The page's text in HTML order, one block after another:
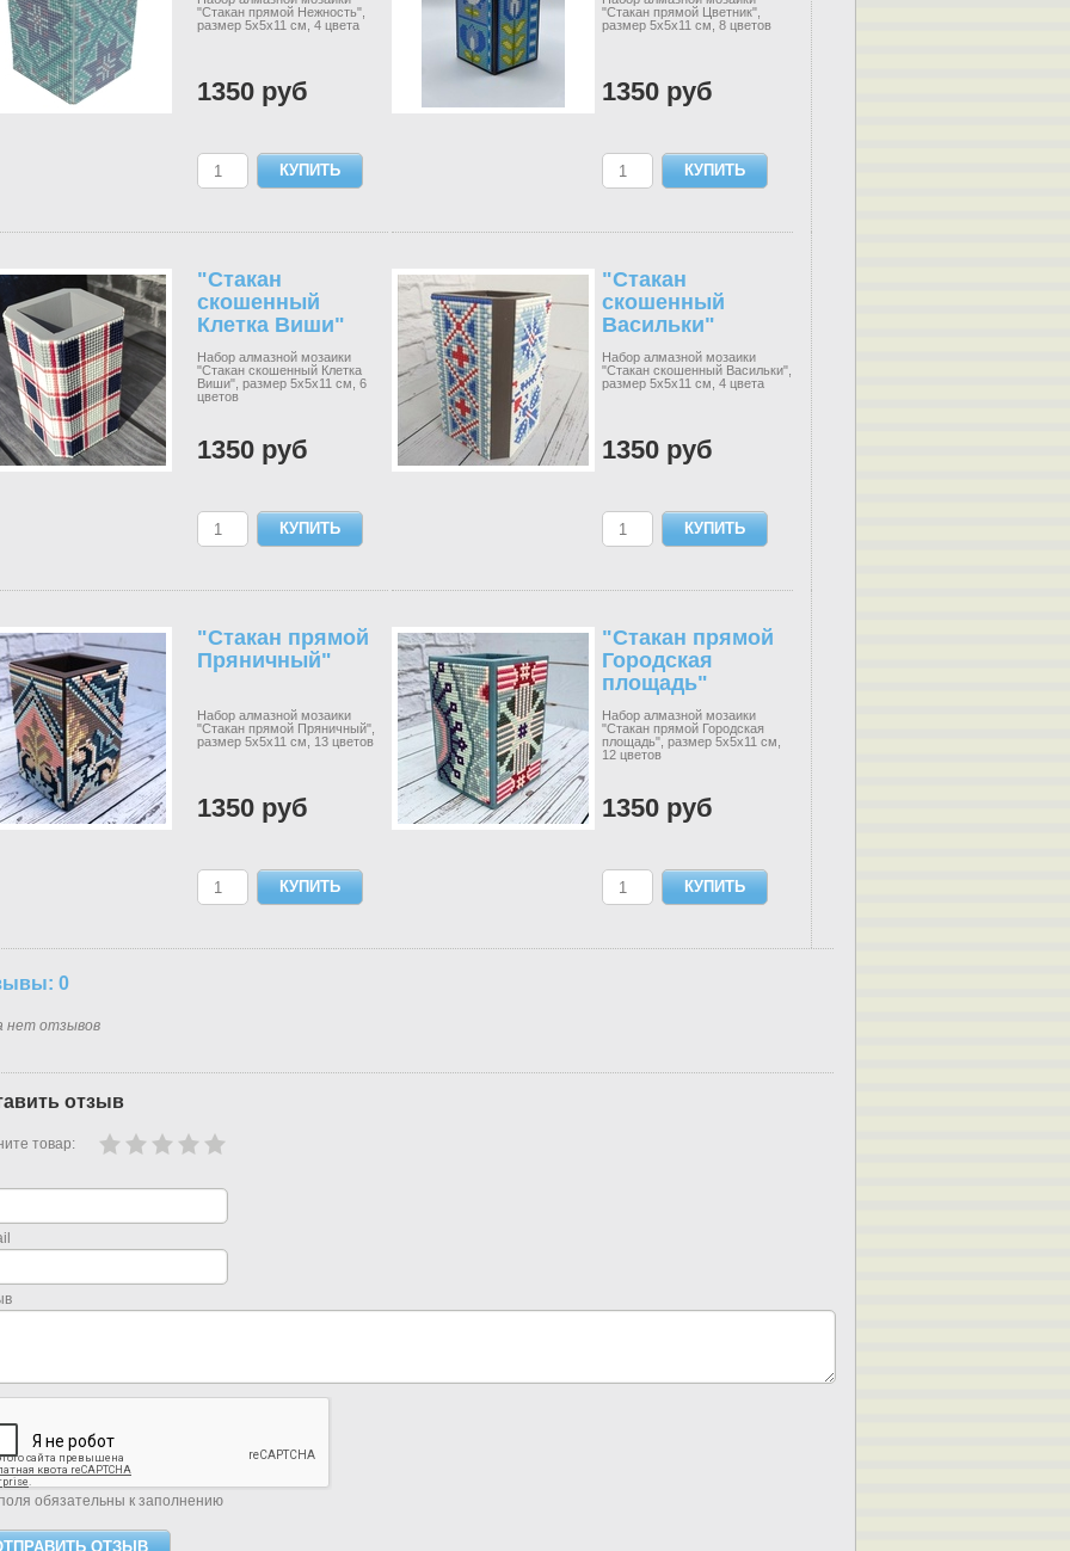
"Стакан прямой Нежность",
размер 5х5х11 см, 4 цвета
1350 руб
"Стакан прямой Цветник",
размер 5х5х11 см, 8 цветов
1350 руб
"Стакан
скошенный
Клетка Виши"
Набор алмазной мозаики
"Стакан скошенный Клетка
Виши", размер 5х5х11 см, 6
цветов
1350 руб
"Стакан
скошенный
Васильки"
Набор алмазной мозаики
"Стакан скошенный Васильки",
размер 5х5х11 см, 4 цвета
1350 руб
"Стакан прямой
Пряничный"
Набор алмазной мозаики
"Стакан прямой Пряничный",
размер 5х5х11 см, 13 цветов
1350 руб
"Стакан прямой
Городская
площадь"
Набор алмазной мозаики
"Стакан прямой Городская
площадь", размер 5х5х11 см,
12 цветов
1350 руб
0
нет отзывов
отзыв
товар:
обязательны к заполнению